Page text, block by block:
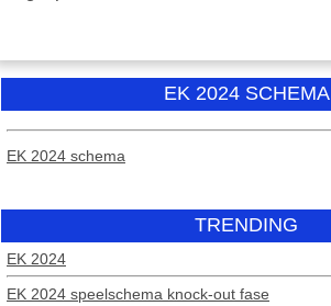
EK 2024 SCHEMA
EK 2024 schema
TRENDING
EK 2024
EK 2024 speelschema knock-out fase